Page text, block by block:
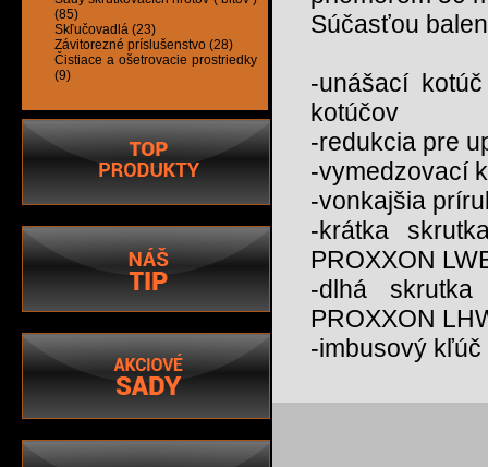
(85)
Skľučovadlá (23)
Závitorezné príslušenstvo (28)
Čistiace a ošetrovacie prostriedky
(9)
Súčasťou
-unášací
kotúčov
-redukcia pre
-vymedzovací
-vonkajšia
-krátka
PROXXON
-dlhá
PROXXON
-imbusový kľúč